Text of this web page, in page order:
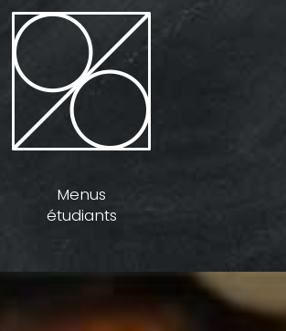
Menus
étudiants